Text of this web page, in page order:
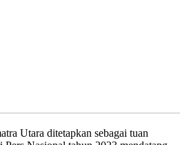
Utara ditetapkan sebagai tuan